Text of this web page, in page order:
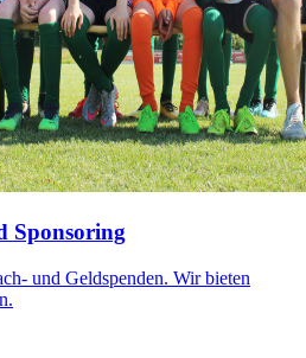
Sponsoring
und Geldspenden. Wir bieten